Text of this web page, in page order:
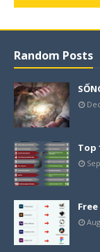
Random Posts
Top